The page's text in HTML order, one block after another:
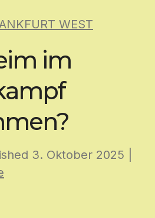
WEST
im
3. Oktober 2025